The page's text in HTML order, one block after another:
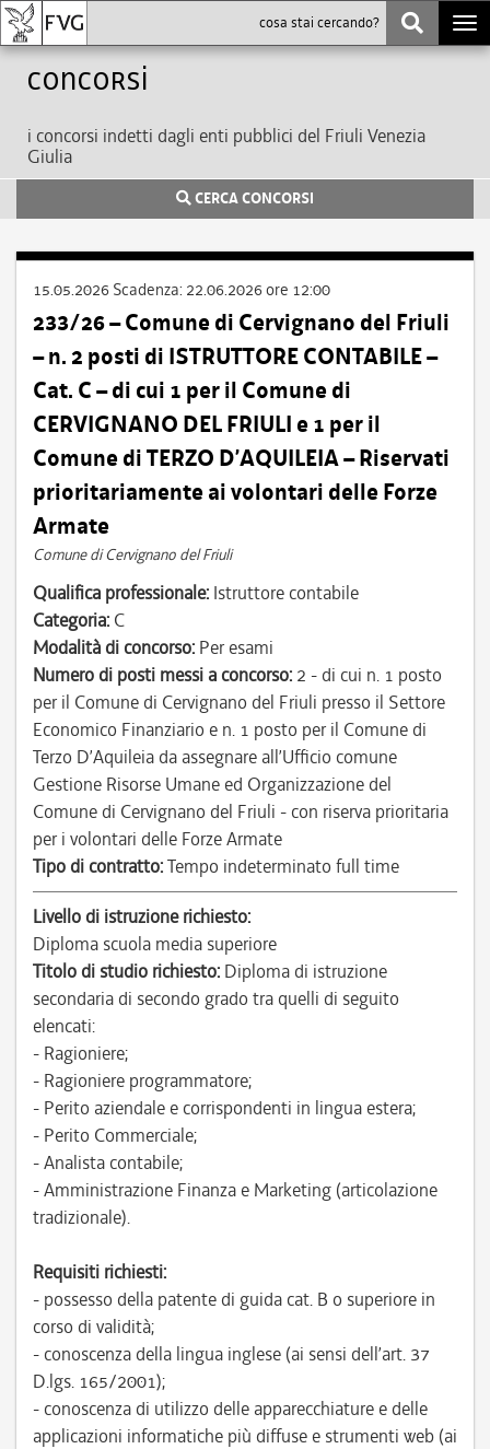
Concorsi
i concorsi indetti dagli enti pubblici del Friuli Venezia
Giulia
CERCA CONCORSI
15.05.2026 Scadenza: 22.06.2026 ore 12:00
233/26 – Comune di Cervignano del Friuli
– n. 2 posti di ISTRUTTORE CONTABILE –
Cat. C – di cui 1 per il Comune di
CERVIGNANO DEL FRIULI e 1 per il
Comune di TERZO D’AQUILEIA – Riservati
prioritariamente ai volontari delle Forze
Armate
Comune di Cervignano del Friuli
Qualifica professionale: Istruttore contabile
Categoria: C
Modalità di concorso: Per esami
Numero di posti messi a concorso: 2 - di cui n. 1 posto
per il Comune di Cervignano del Friuli presso il Settore
Economico Finanziario e n. 1 posto per il Comune di
Terzo D’Aquileia da assegnare all’Ufficio comune
Gestione Risorse Umane ed Organizzazione del
Comune di Cervignano del Friuli - con riserva prioritaria
per i volontari delle Forze Armate
Tipo di contratto:Tempo indeterminato full time
Livello di istruzione richiesto:
Diploma scuola media superiore
Titolo di studio richiesto: Diploma di istruzione
secondaria di secondo grado tra quelli di seguito
elencati:
- Ragioniere;
- Ragioniere programmatore;
- Perito aziendale e corrispondenti in lingua estera;
- Perito Commerciale;
- Analista contabile;
- Amministrazione Finanza e Marketing (articolazione
tradizionale).
Requisiti richiesti:
- possesso della patente di guida cat. B o superiore in
corso di validità;
- conoscenza della lingua inglese (ai sensi dell’art. 37
D.lgs. 165/2001);
- conoscenza di utilizzo delle apparecchiature e delle
applicazioni informatiche più diffuse e strumenti web (ai